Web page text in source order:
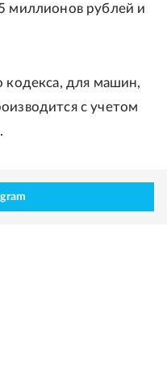
миллионов рублей и
кодекса, для машин,
с учетом